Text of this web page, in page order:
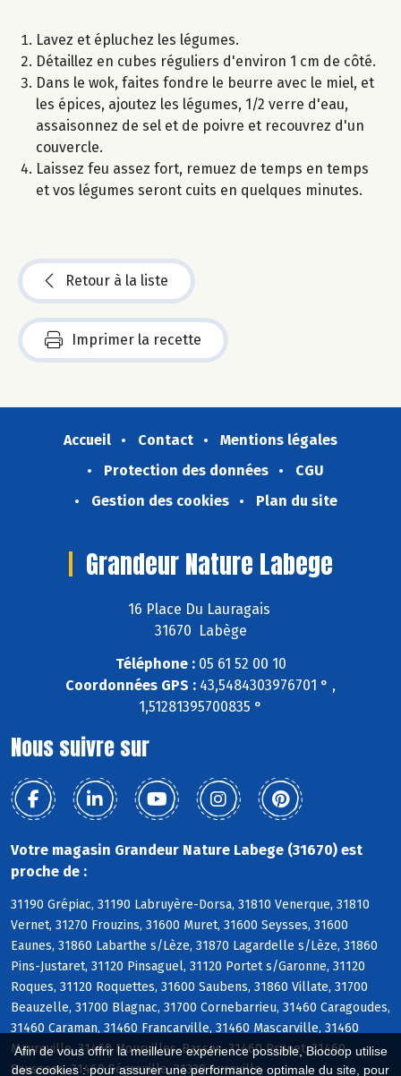
Afin de vous offrir la meilleure expérience possible, Biocoop utilise
des cookies : pour assurer une performance optimale du site, pour
Lavez et épluchez les légumes.
Détaillez en cubes réguliers d'environ 1 cm de côté.
Dans le wok, faites fondre le beurre avec le miel, et
les épices, ajoutez les légumes, 1/2 verre d'eau,
assaisonnez de sel et de poivre et recouvrez d'un
couvercle.
Laissez feu assez fort, remuez de temps en temps
et vos légumes seront cuits en quelques minutes.
Retour à la liste
Imprimer la recette
Accueil Contact
Mentions légales
Protection des données
CGU
Gestion des cookies
Plan du site
Grandeur Nature Labege
16 Place Du Lauragais
31670 Labège
Téléphone :05 61 52 00 10
Coordonnées GPS : 43,5484303976701 ° ,
1,51281395700835 °
Nous suivre sur
Votre magasin Grandeur Nature Labege (31670) est
proche de :
31190 Grépiac, 31190 Labruyère-Dorsa, 31810 Venerque, 31810
Vernet, 31270 Frouzins, 31600 Muret, 31600 Seysses, 31600
Eaunes, 31860 Labarthe s/Lèze, 31870 Lagardelle s/Lèze, 31860
Pins-Justaret, 31120 Pinsaguel, 31120 Portet s/Garonne, 31120
Roques, 31120 Roquettes, 31600 Saubens, 31860 Villate, 31700
Beauzelle, 31700 Blagnac, 31700 Cornebarrieu, 31460 Caragoudes,
31460 Caraman, 31460 Francarville, 31460 Mascarville, 31460
Maureville, 31460 Mourvilles-Basses, 31460 Prunet, 31460
Saussens, 31460 Ségreville, 31320 Aureville